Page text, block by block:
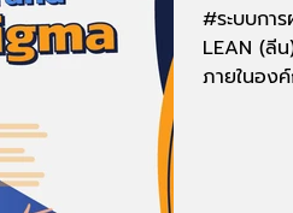
#ระบบกา
LEAN (ลี
ภายในอง